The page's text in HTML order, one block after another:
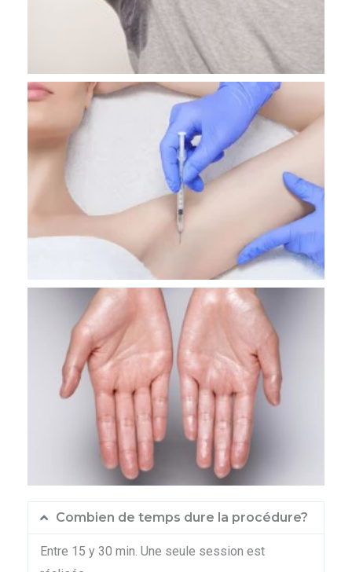
Combien de temps dure la procédure?
Entre 15 y 30 min. Une seule session est